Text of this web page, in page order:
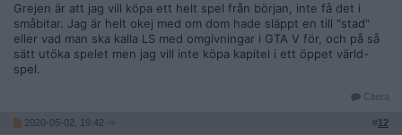
Grejen är att jag vill köpa ett helt spel från början, inte få det i
småbitar. Jag är helt okej med om dom hade släppt en till "stad"
eller vad man ska kalla LS med omgivningar i GTA V för, och på så
sätt utöka spelet men jag vill inte köpa kapitel i ett öppet värld-
spel.
Citera
2020-05-02, 19:42 #12